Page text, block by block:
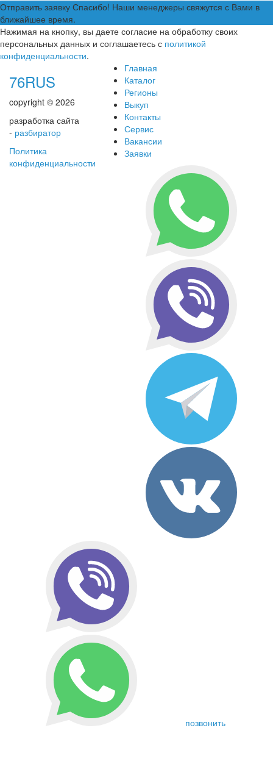
Отправить заявку Спасибо! Наши менеджеры свяжутся с Вами в
ближайшее время.
Нажимая на кнопку, вы даете согласие на обработку своих
персональных данных и соглашаетесь с политикой
конфиденциальности.
76RUS
copyright © 2026
разработка сайта
- разбиратор
Политика
конфиденциальности
Главная
Каталог
Регионы
Выкуп
Контакты
Сервис
Вакансии
Заявки
позвонить